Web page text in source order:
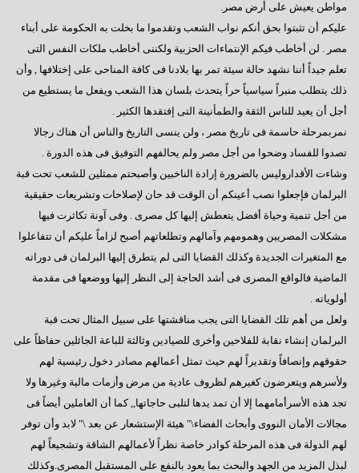
إفتكاسة أبو شقة إحدى عجائب وغرائب البرلمان
هذا هو المتوقع والمنتظر
إطلالة عام جديد
عجائب وغرائب مجلس النواب
تغييب القوى الوطنية
هل يطول الإنتظار ؟
السادات : رحيل مرسى كشف عن آفة مجتمعية خطيرة
إيران - ماذا ننتظر؟
ماذا بعد الإستفتاء ؟
هل يفاجئنا الرئيس ؟
سؤال يطرح نفسه
وجهة نظر فى ( الإرهاب – الفساد – الإهمال )
هل يفعلها الرئيس؟
السادات تعقيبا على إنجازات البرلمان في ثلاث سنوات
مواطن يعيش على أرض مصر.
عليكم أن تثبتوا بحق أنكم نواب الشعب وتقدموا ما بخلت به الحكومة على أبناء
مصر . لن أخاطب فيكم الإنتماءات الحزبية ولكننى أخاطب ملكات النفس التى
تعلم جيداً أننا نشهد حالة سيئة تمر بها بلادنا فى كافة المناحى على إختلافها , وأن
ذلك يتطلب منبراً سياسياً حراً يتحدث بلسان هذا الشعب ويفعل ما يستطيع من
أجل أن يعيد للناس الثقة والطمأنينة التى إفتقدها الكثير .
نمربمرحلة حاسمة فى تاريخ مصر ، ولن ينسى التاريخ والناس أن هناك رجالا
تصدوا للفساد وضحوا من أجل مصر ولم يحالفهم التوفيق فى هذه الدورة .
وشاءت الأقداروليس بالضرورة إرادة الناخبين وأصبحتم ممثلين للشعب تحت قبة
البرلمان فإجعلوا نصب أعينكم أن الوقت قد حان لإصلاحات وتشريعات حقيقية
من أجل تنمية وحياة أفضل يتعطش إليها كل مصرى . وفى آونة تكاثرت فيها
مشكلات المصريين وهمومهم وآمالهم وتطلعاتهم أصبح لزاماً عليكم أن تتفاعلوا
مع المتغيرات الجديدة وكذلك القضايا التى لم يتطرق إليها البرلمان فى دوراته
الماضية فالواقع المصرى فى أشد الحاجة إلى النظر إليها ووضعها فى مقدمة
أولوياته .
ولعل من أهم تلك القضايا التى يجب مناقشتها على سبيل المثال تحت قبة
البرلمان إنشاء نقابة للفلاحين وأخرى للصيادين وثالثة للباعة الجائلين حفاظاً على
حقوقهم وإنصافاً وتقديراً لهم حيث تمثل أعمالهم مصادر دخول رئيسية لهم
ولأسرهم ويتعرضون كغيرهم لظروف عادية من مرض وأزمات مالية وغيرها ولا
تجد هذه الأسرأمامهما إلا أن تمد يدها لتلبى حاجاتها,, كما أن العاملين أيضاً فى
مجالات الأمان النووى وأبحاث الفضاء\" هيئة الإستشعار عن بعد \" لابد وأن توفر
لهم الدولة فى هذه المرحلة كوادر خاصة نظراً لأعمالهم الشاقة وتشجيعاً لهم
لبذل المزيد من الجهد والبحث بما يعود بالنفع على المستقبل المصرى.وكذلك